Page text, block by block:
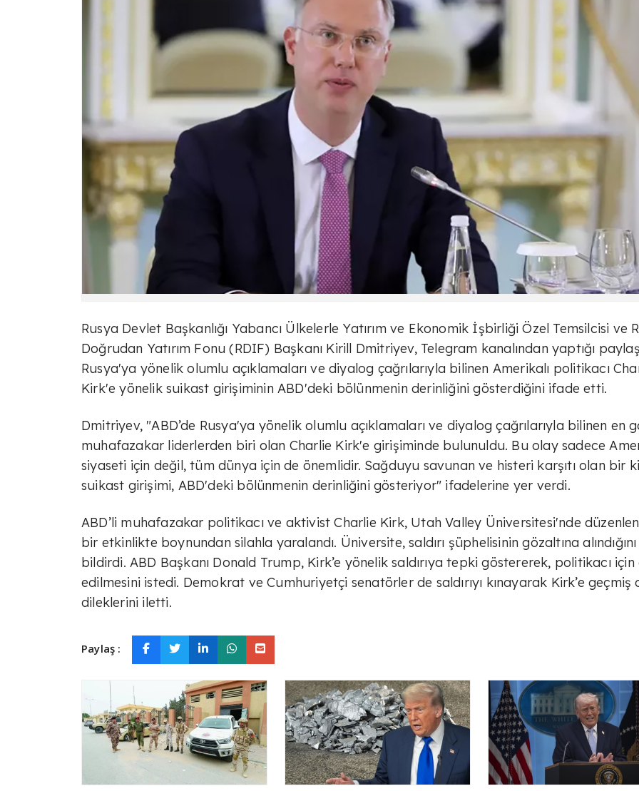
Rusya Devlet Başkanlığı Yabancı Ülkelerle Yatırım ve Ekonomik İşbirliği Özel Temsilcisi ve
Doğrudan Yatırım Fonu (RDIF) Başkanı Kirill Dmitriyev, Telegram kanalından yaptığı
Rusya'ya yönelik olumlu açıklamaları ve diyalog çağrılarıyla bilinen Amerikalı politikacı
Kirk'e yönelik suikast girişiminin ABD'deki bölünmenin derinliğini gösterdiğini ifade etti.
Dmitriyev, "ABD’de Rusya'ya yönelik olumlu açıklamaları ve diyalog çağrılarıyla bilinen en
muhafazakar liderlerden biri olan Charlie Kirk'e girişiminde bulunuldu. Bu olay sadece
siyaseti için değil, tüm dünya için de önemlidir. Sağduyu savunan ve histeri karşıtı olan bir
suikast girişimi, ABD'deki bölünmenin derinliğini gösteriyor" ifadelerine yer verdi.
ABD’li muhafazakar politikacı ve aktivist Charlie Kirk, Utah Valley Üniversitesi'nde
bir etkinlikte boynundan silahla yaralandı. Üniversite, saldırı şüphelisinin gözaltına alındığını
bildirdi. ABD Başkanı Donald Trump, Kirk’e yönelik saldırıya tepki göstererek, politikacı
edilmesini istedi. Demokrat ve Cumhuriyetçi senatörler de saldırıyı kınayarak Kirk’e geçmiş
dileklerini iletti.
Paylaş :